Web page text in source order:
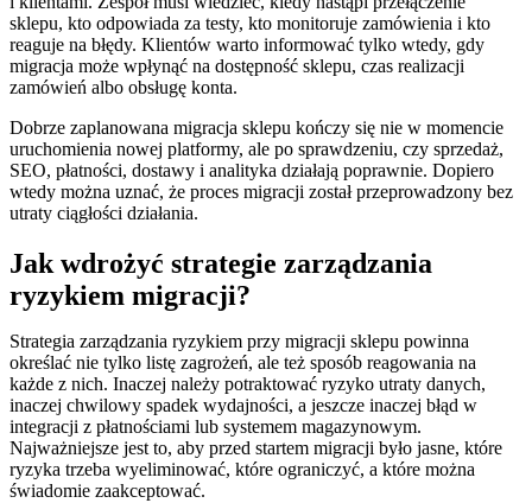
sklepu, kto odpowiada za testy, kto monitoruje zamówienia i kto
reaguje na błędy. Klientów warto informować tylko wtedy, gdy
migracja może wpłynąć na dostępność sklepu, czas realizacji
zamówień albo obsługę konta.
Dobrze zaplanowana migracja sklepu kończy się nie w momencie
uruchomienia nowej platformy, ale po sprawdzeniu, czy sprzedaż,
SEO, płatności, dostawy i analityka działają poprawnie. Dopiero
wtedy można uznać, że proces migracji został przeprowadzony bez
utraty ciągłości działania.
Jak wdrożyć strategie zarządzania
ryzykiem migracji?
Strategia zarządzania ryzykiem przy migracji sklepu powinna
określać nie tylko listę zagrożeń, ale też sposób reagowania na
każde z nich. Inaczej należy potraktować ryzyko utraty danych,
inaczej chwilowy spadek wydajności, a jeszcze inaczej błąd w
integracji z płatnościami lub systemem magazynowym.
Najważniejsze jest to, aby przed startem migracji było jasne, które
ryzyka trzeba wyeliminować, które ograniczyć, a które można
świadomie zaakceptować.